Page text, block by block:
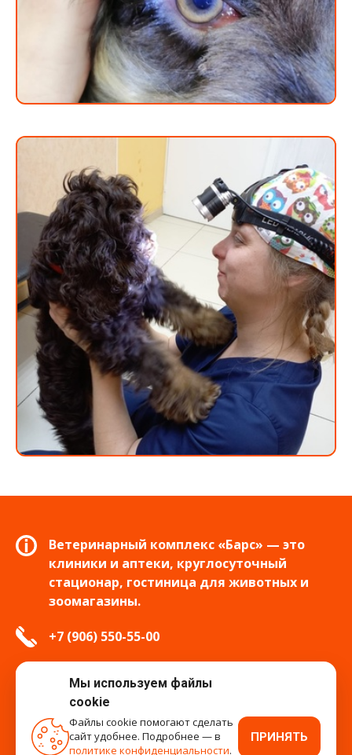
Ветеринарный комплекс «Барс» — это
клиники и аптеки, круглосуточный
стационар, гостиница для животных и
зоомагазины.
+7 (906) 550-55-00
info.tver@bars-vet.ru
время работы
Мы используем файлы
cookie
Файлы cookie помогают сделать
сайт удобнее. Подробнее — в
политике конфиденциальности.
ПРИНЯТЬ